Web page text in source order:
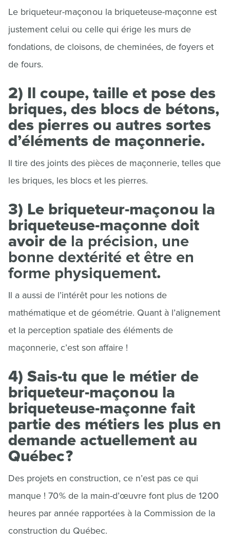
Le briqueteur-maçon ou la briqueteuse-maçonne est
justement celui ou celle qui érige les murs de
fondations, de cloisons, de cheminées, de foyers et
de fours.
2) Il coupe, taille et pose des
briques, des blocs de bétons,
des pierres ou autres sortes
d’éléments de maçonnerie.
Il tire des joints des pièces de maçonnerie, telles que
les briques, les blocs et les pierres.
3) Le briqueteur-maçon ou la
briqueteuse-maçonne doit
avoir de la précision, une
bonne dextérité et être en
forme physiquement.
Il a aussi de l’intérêt pour les notions de
mathématique et de géométrie. Quant à l’alignement
et la perception spatiale des éléments de
maçonnerie, c’est son affaire !
4) Sais-tu que le métier de
briqueteur-maçon ou la
briqueteuse-maçonne fait
partie des métiers les plus en
demande actuellement au
Québec ?
Des projets en construction, ce n’est pas ce qui
manque ! 70 % de la main-d’œuvre font plus de 1200
heures par année rapportées à la Commission de la
construction du Québec.